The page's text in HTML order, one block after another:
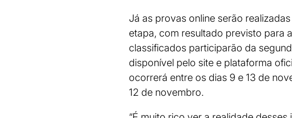
Já as provas online serão
etapa, com resultado previsto para
classificados participarão da
disponível pelo site e plataforma
ocorrerá entre os dias 9 e 13 de
12 de novembro.